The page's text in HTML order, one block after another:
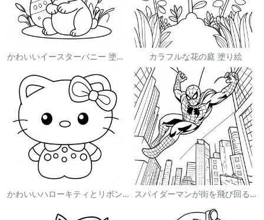
かわいいイースターバニー 塗り絵 カラフルな花の庭 塗り絵
かわいいハローキティとリボンの塗り絵 スパイダーマンが街を飛び回る塗り絵